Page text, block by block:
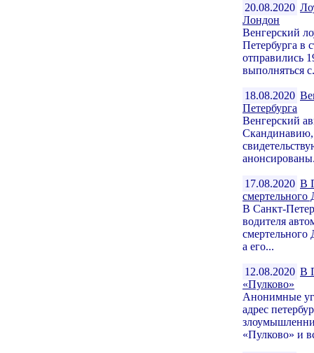
20.08.2020
Лондон
Венгерский
Петербурга в
отправились
выполняться
18.08.2020
Петербурга
Венгерский
Скандинавию,
17.08.2020 В
В Санкт-
водителя
а его...
12.08.2020 В
«Пулково»
Анонимные
адрес
«Пулково» и